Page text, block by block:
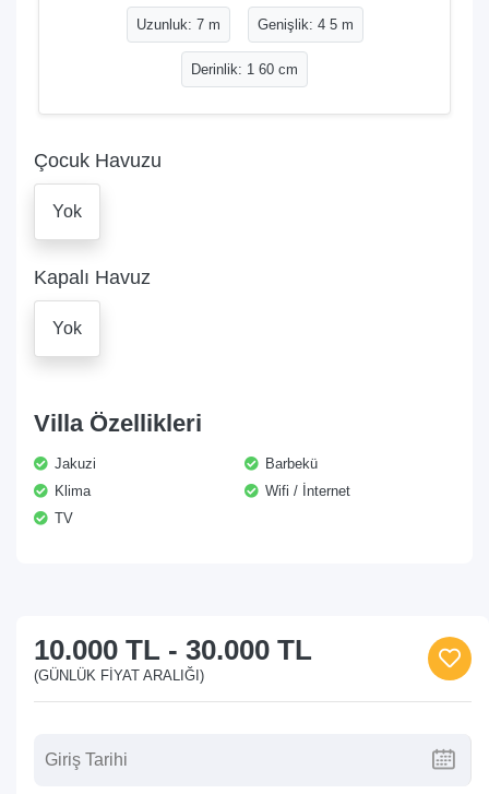
Uzunluk: 7 m Genişlik: 4 5 m
Derinlik: 1 60 cm
Çocuk Havuzu
Yok
Kapalı Havuz
Yok
Villa Özellikleri
Jakuzi
Barbekü
Klima
Wifi / İnternet
TV
10.000 TL - 30.000 TL
(GÜNLÜK FIYAT ARALIĞI)